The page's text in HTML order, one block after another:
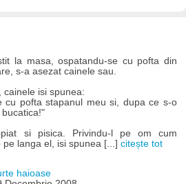
la masa, ospatandu-se cu pofta din
s-a asezat cainele sau.
cainele isi spunea:
cu pofta stapanul meu si, dupa ce s-o
si pisica. Privindu-l pe om cum
pe langa el, isi spunea [...]citește tot
haioase